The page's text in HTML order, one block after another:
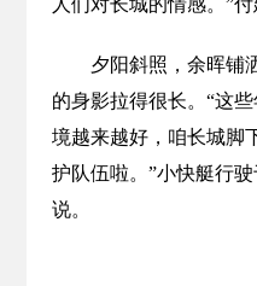
人们对长城的情感。”付
夕阳斜照，余晖铺洒
的身影拉得很长。“这
境越来越好，咱长城脚
护队伍啦。”小快艇行
说。